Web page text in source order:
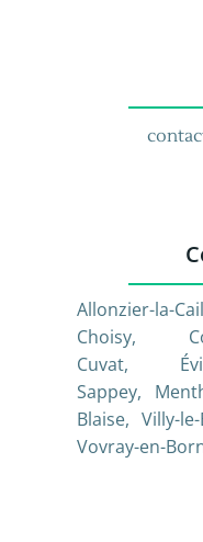
Allonzier-la-
Choisy,
Cuvat,
Sappey,
Blaise, Villy-
Vovray-en-